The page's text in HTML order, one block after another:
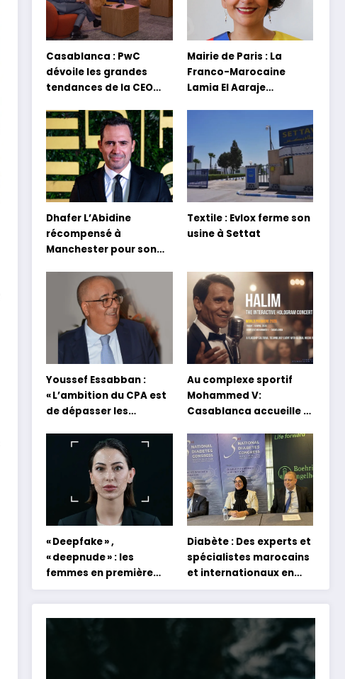
Casablanca : PwC
dévoile les grandes
tendances de la CEO
Mairie de Paris : La
Franco-Marocaine
Lamia El Aaraje
Dhafer L’Abidine
récompensé à
Manchester pour son
Textile : Evlox ferme son
usine à Settat
Youssef Essabban :
« L’ambition du CPA est
de dépasser les
et académiques de
formation en
s’appuyant sur le
partage des
expériences »
Au complexe sportif
Mohammed V:
Casablanca accueille la
concert holographique
d’Abdel Halim Hafez
« Deepfake » ,
« deepnude » : les
femmes en première
ligne face aux dangers
de l’intelligence
artificielle
Diabète : Des experts et
spécialistes marocains
et internationaux en
conclave à Tanger